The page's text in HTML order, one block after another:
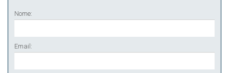
Nome:
Email: